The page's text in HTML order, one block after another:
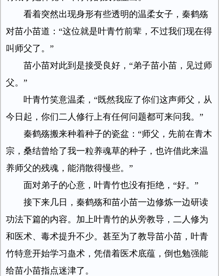
看着突然出现身形有些透明的温柔女子，秦鹤殇
对苗小苗道：“这位就是叶青竹前辈，不过我们现在得
叫师父了。”
苗小苗对此到是接受良好，“弟子苗小苗，见过师
父。”
叶青竹笑意温柔，“既然我应了你们这声师父，从
今日起，你们二人修行上有任何问题都可来问我。”
秦鹤殇搬来种着种子的瓷盆：“师父，先前在青木
宗，桑结曾给了我一粒养魂草的种子，也许借此来温
养师父的残魂，能消散得慢些。”
面对弟子的心意，叶青竹也没有拒绝，“好。”
接下来几日，秦鹤殇和苗小苗一边修炼一边研读
功法下篇的内容。加上叶青竹的从旁教导，二人修为
和医术、毒术提升不少。甚至为了教导苗小苗，叶青
竹特意开始学习蛊术，凭借着医术底蕴，倒也勉强能
给苗小苗指点迷津了。